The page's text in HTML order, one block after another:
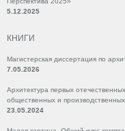
5.12.2025
КНИГИ
Магистерская диссертация по
7.05.2026
Архитектура первых
общественных и
23.05.2024